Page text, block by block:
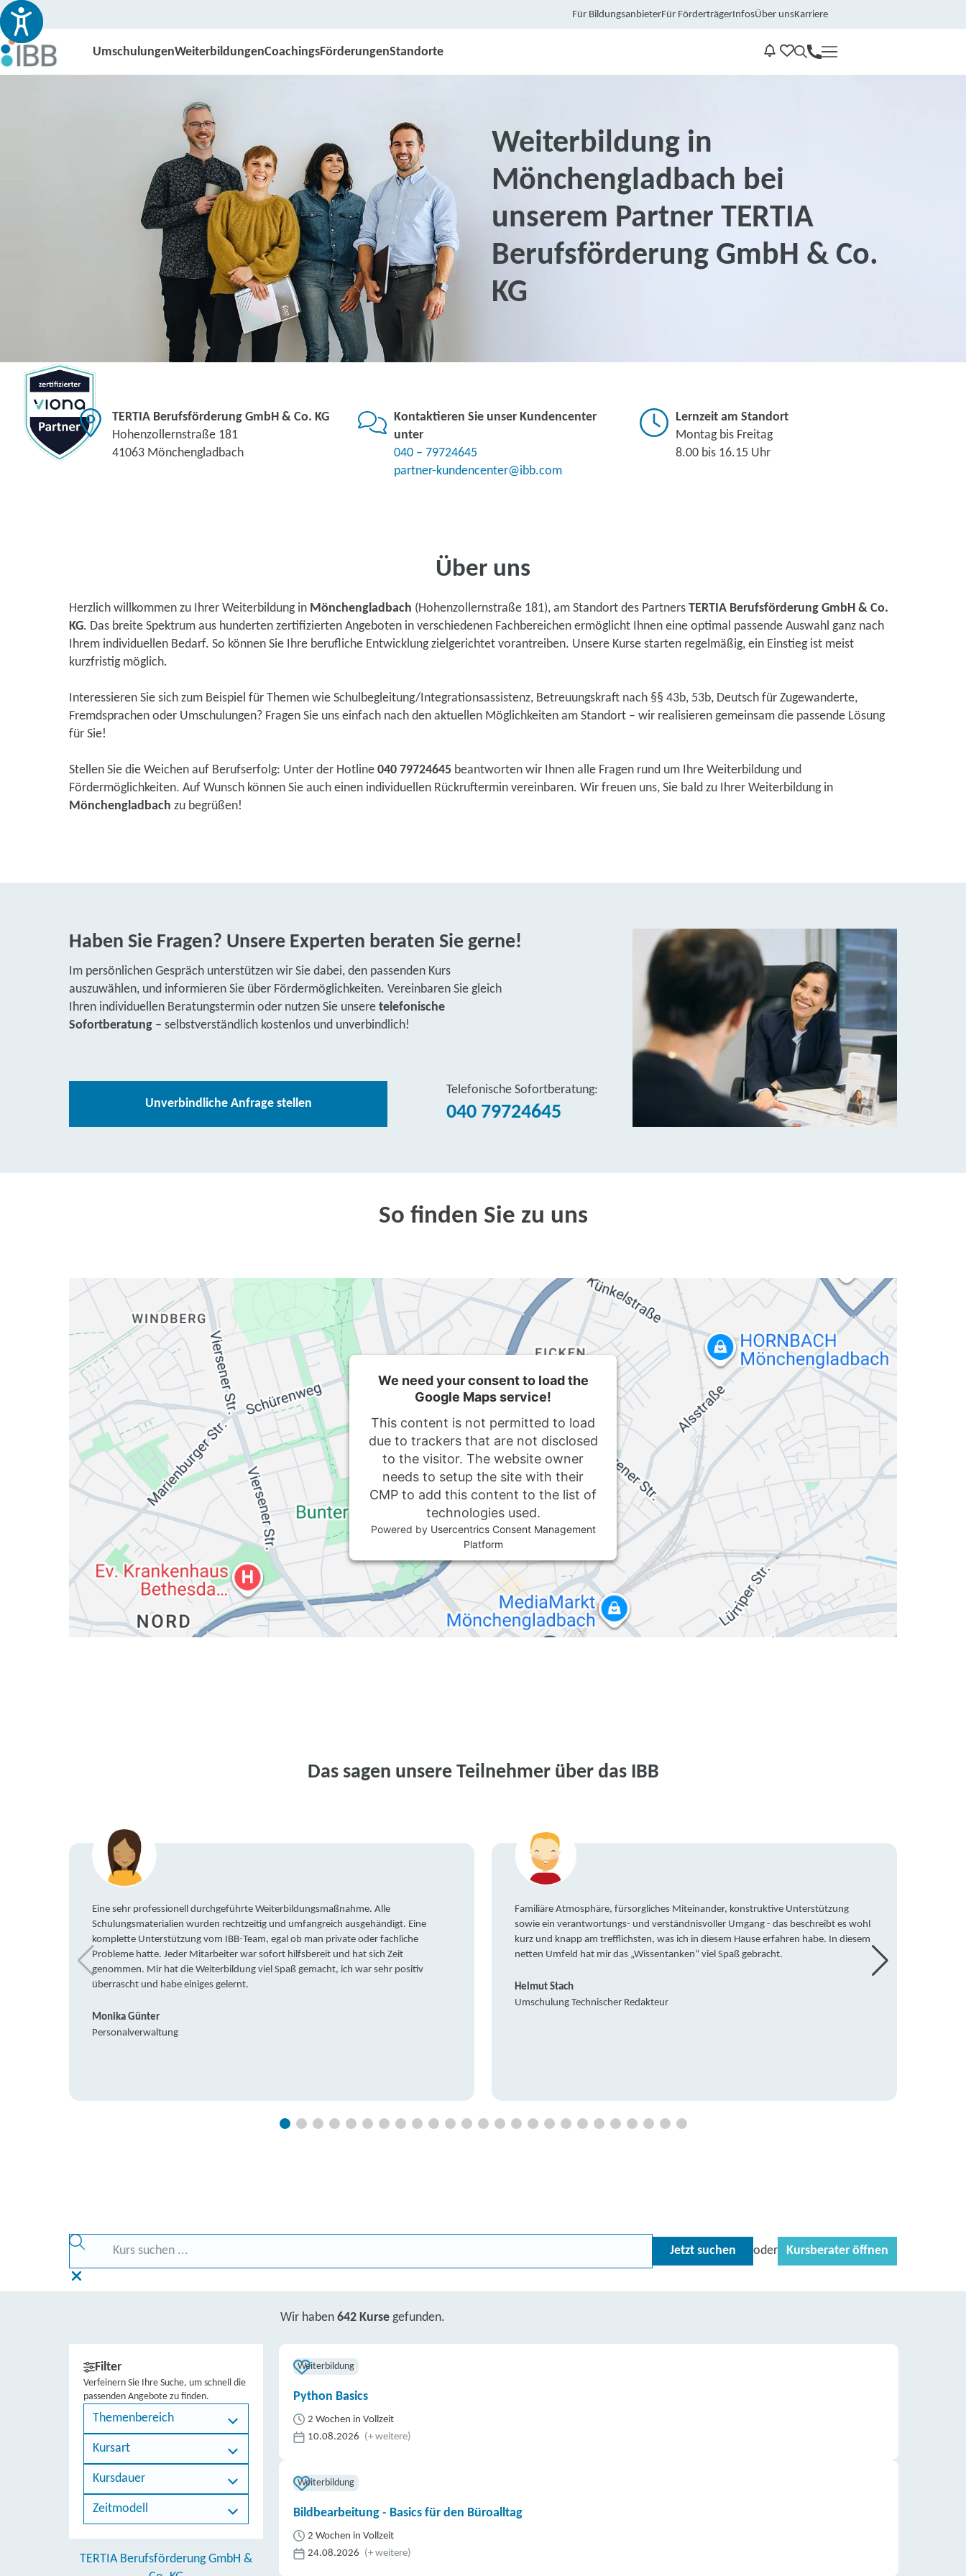
Für BildungsanbieterFür FörderträgerInfosÜber unsKarriere
UmschulungenWeiterbildungenCoachingsFörderungenStandorte
Kontakt
Weiterbildung in
Mönchengladbach bei
unserem Partner TERTIA
Berufsförderung GmbH & Co.
KG
TERTIA Berufsförderung GmbH & Co. KG
Hohenzollernstraße 181
41063 Mönchengladbach
Kontaktieren Sie unser Kundencenter
unter
040 – 79724645
partner-kundencenter@ibb.com
Lernzeit am Standort
Montag bis Freitag
8.00 bis 16.15 Uhr
Über uns
Herzlich willkommen zu Ihrer Weiterbildung in Mönchengladbach (Hohenzollernstraße 181), am Standort des Partners TERTIA Berufsförderung GmbH & Co.
KG. Das breite Spektrum aus hunderten zertifizierten Angeboten in verschiedenen Fachbereichen ermöglicht Ihnen eine optimal passende Auswahl ganz nach
Ihrem individuellen Bedarf. So können Sie Ihre berufliche Entwicklung zielgerichtet vorantreiben. Unsere Kurse starten regelmäßig, ein Einstieg ist meist
kurzfristig möglich.
Interessieren Sie sich zum Beispiel für Themen wie Schulbegleitung/Integrationsassistenz, Betreuungskraft nach §§ 43b, 53b, Deutsch für Zugewanderte,
Fremdsprachen oder Umschulungen? Fragen Sie uns einfach nach den aktuellen Möglichkeiten am Standort – wir realisieren gemeinsam die passende Lösung
für Sie!
Stellen Sie die Weichen auf Berufserfolg: Unter der Hotline 040 79724645 beantworten wir Ihnen alle Fragen rund um Ihre Weiterbildung und
Fördermöglichkeiten. Auf Wunsch können Sie auch einen individuellen Rückruftermin vereinbaren. Wir freuen uns, Sie bald zu Ihrer Weiterbildung in
Mönchengladbach zu begrüßen!
Haben Sie Fragen? Unsere Experten beraten Sie gerne!
Im persönlichen Gespräch unterstützen wir Sie dabei, den passenden Kurs
auszuwählen, und informieren Sie über Fördermöglichkeiten. Vereinbaren Sie gleich
Ihren individuellen Beratungstermin oder nutzen Sie unsere telefonische
Sofortberatung – selbstverständlich kostenlos und unverbindlich!
Unverbindliche Anfrage stellen
Telefonische Sofortberatung:
040 79724645
So finden Sie zu uns
We need your consent to load the
Google Maps service!
This content is not permitted to load
due to trackers that are not disclosed
to the visitor. The website owner
needs to setup the site with their
CMP to add this content to the list of
technologies used.
Powered by Usercentrics Consent Management
Platform
Das sagen unsere Teilnehmer über das IBB
Eine sehr professionell durchgeführte Weiterbildungsmaßnahme. Alle
Schulungsmaterialien wurden rechtzeitig und umfangreich ausgehändigt. Eine
komplette Unterstützung vom IBB-Team, egal ob man private oder fachliche
Probleme hatte. Jeder Mitarbeiter war sofort hilfsbereit und hat sich Zeit
genommen. Mir hat die Weiterbildung viel Spaß gemacht, ich war sehr positiv
überrascht und habe einiges gelernt.
Monika Günter
Personalverwaltung
Familiäre Atmosphäre, fürsorgliches Miteinander, konstruktive Unterstützung
sowie ein verantwortungs- und verständnisvoller Umgang - das beschreibt es wohl
kurz und knapp am trefflichsten, was ich in diesem Hause erfahren habe. In diesem
netten Umfeld hat mir das „Wissentanken“ viel Spaß gebracht.
Helmut Stach
Umschulung Technischer Redakteur
Jetzt suchen oder Kursberater öffnen
Wir haben 642 Kurse gefunden.
Filter
Verfeinern Sie Ihre Suche, um schnell die
passenden Angebote zu finden.
Themenbereich
Kursart
Kursdauer
Zeitmodell
TERTIA Berufsförderung GmbH &
Weiterbildung
Python Basics
2 Wochen in Vollzeit
10.08.2026 (+ weitere)
Weiterbildung
Bildbearbeitung - Basics für den Büroalltag
2 Wochen in Vollzeit
24.08.2026 (+ weitere)